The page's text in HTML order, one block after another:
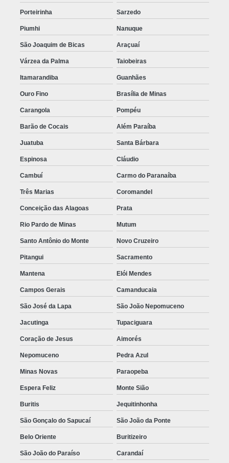
Porteirinha Sarzedo
Piumhi Nanuque
São Joaquim de Bicas Araçuaí
Várzea da Palma Taiobeiras
Itamarandiba Guanhães
Ouro Fino Brasília de Minas
Carangola Pompéu
Barão de Cocais Além Paraíba
Juatuba Santa Bárbara
Espinosa Cláudio
Cambuí Carmo do Paranaíba
Três Marias Coromandel
Conceição das Alagoas Prata
Rio Pardo de Minas Mutum
Santo Antônio do Monte Novo Cruzeiro
Pitangui Sacramento
Mantena Elói Mendes
Campos Gerais Camanducaia
São José da Lapa São João Nepomuceno
Jacutinga Tupaciguara
Coração de Jesus Aimorés
Nepomuceno Pedra Azul
Minas Novas Paraopeba
Espera Feliz Monte Sião
Buritis Jequitinhonha
São Gonçalo do Sapucaí São João da Ponte
Belo Oriente Buritizeiro
São João do Paraíso Carandaí